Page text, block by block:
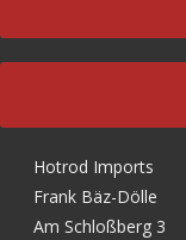
Hotrod Imports
Frank Bäz-Dölle
Am Schloßberg 3